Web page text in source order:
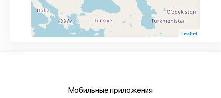
Leaflet
Мобильные приложения